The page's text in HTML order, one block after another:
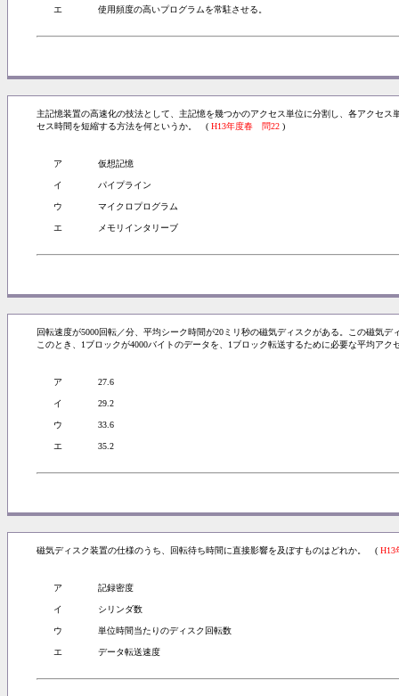
エ 使用頻度の高いプログラムを常駐させる。
主記憶装置の高速化の技法として、主記憶を幾つかのアクセス単位に分割し、各アクセ
セス時間を短縮する方法を何というか。 ( H13年度春 問22 )
ア 仮想記憶
イ パイプライン
ウ マイクロプログラム
エ メモリインタリーブ
回転速度が5000回転／分、平均シーク時間が20ミリ秒の磁気ディスクがある。この磁気
このとき、1ブロックが4000バイトのデータを、1ブロック転送するために必要な平均ア
ア 27.6
イ 29.2
ウ 33.6
エ 35.2
磁気ディスク装置の仕様のうち、回転待ち時間に直接影響を及ぼすものはどれか。 (
ア 記録密度
イ シリンダ数
ウ 単位時間当たりのディスク回転数
エ データ転送速度